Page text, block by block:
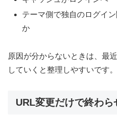
テーマ側で独自のログイ
か
原因が分からないときは、最
していくと整理しやすいです。
URL変更だけで終わ